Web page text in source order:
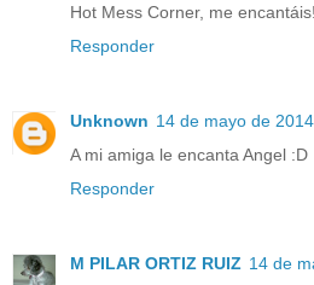
Hot Mess Corner, me encantáis!
Responder
Unknown 14 de mayo de
A mi amiga le encanta Angel :D
Responder
M PILAR ORTIZ RUIZ 14 de